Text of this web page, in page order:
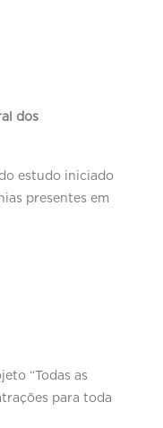
dos
estudo iniciado
presentes em
“Todas as
para toda